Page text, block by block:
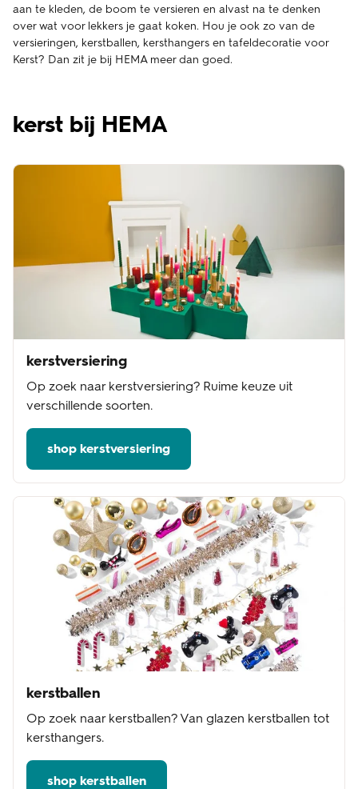
aan te kleden, de boom te versieren en alvast na te denken
over wat voor lekkers je gaat koken. Hou je ook zo van de
versieringen, kerstballen, kersthangers en tafeldecoratie voor
Kerst? Dan zit je bij HEMA meer dan goed.
kerst bij HEMA
kerstversiering
Op zoek naar kerstversiering? Ruime keuze uit
verschillende soorten.
shop kerstversiering
kerstballen
Op zoek naar kerstballen? Van glazen kerstballen tot
kersthangers.
shop kerstballen